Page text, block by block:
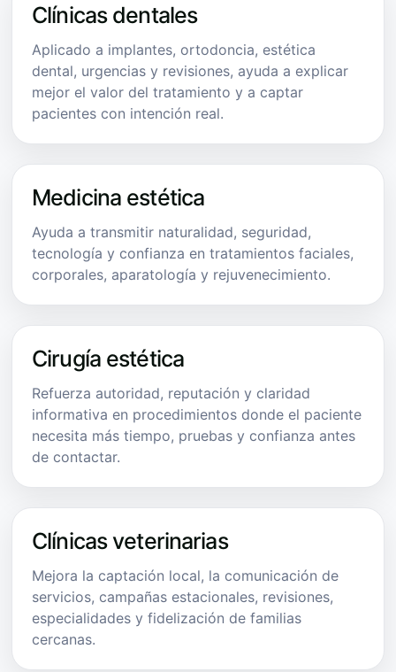
Clínicas dentales
Aplicado a implantes, ortodoncia, estética
dental, urgencias y revisiones, ayuda a explicar
mejor el valor del tratamiento y a captar
pacientes con intención real.
Medicina estética
Ayuda a transmitir naturalidad, seguridad,
tecnología y confianza en tratamientos faciales,
corporales, aparatología y rejuvenecimiento.
Cirugía estética
Refuerza autoridad, reputación y claridad
informativa en procedimientos donde el paciente
necesita más tiempo, pruebas y confianza antes
de contactar.
Clínicas veterinarias
Mejora la captación local, la comunicación de
servicios, campañas estacionales, revisiones,
especialidades y fidelización de familias
cercanas.